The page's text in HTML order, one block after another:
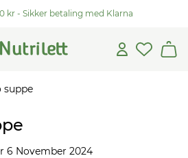
kr - Sikker betaling med Klarna
suppe
6 November 2024